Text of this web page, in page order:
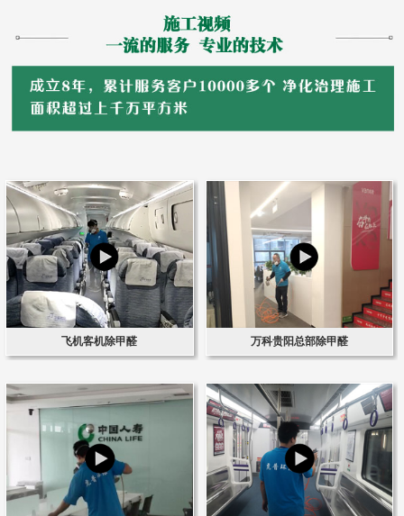
飞机客机除甲醛 万科贵阳总部除甲醛